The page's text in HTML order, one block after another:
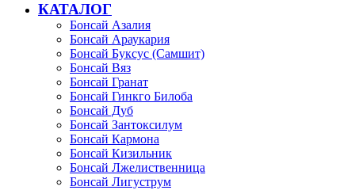
КАТАЛОГ
Бонсай Азалия
Бонсай Араукария
Бонсай Буксус (Самшит)
Бонсай Вяз
Бонсай Гранат
Бонсай Гинкго Билоба
Бонсай Дуб
Бонсай Зантоксилум
Бонсай Кармона
Бонсай Кизильник
Бонсай Лжелиственница
Бонсай Лигуструм